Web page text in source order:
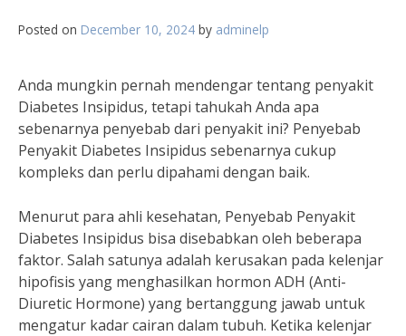
Posted on December 10, 2024 by adminelp
Anda mungkin pernah mendengar tentang penyakit
Diabetes Insipidus, tetapi tahukah Anda apa
sebenarnya penyebab dari penyakit ini? Penyebab
Penyakit Diabetes Insipidus sebenarnya cukup
kompleks dan perlu dipahami dengan baik.
Menurut para ahli kesehatan, Penyebab Penyakit
Diabetes Insipidus bisa disebabkan oleh beberapa
faktor. Salah satunya adalah kerusakan pada kelenjar
hipofisis yang menghasilkan hormon ADH (Anti-
Diuretic Hormone) yang bertanggung jawab untuk
mengatur kadar cairan dalam tubuh. Ketika kelenjar